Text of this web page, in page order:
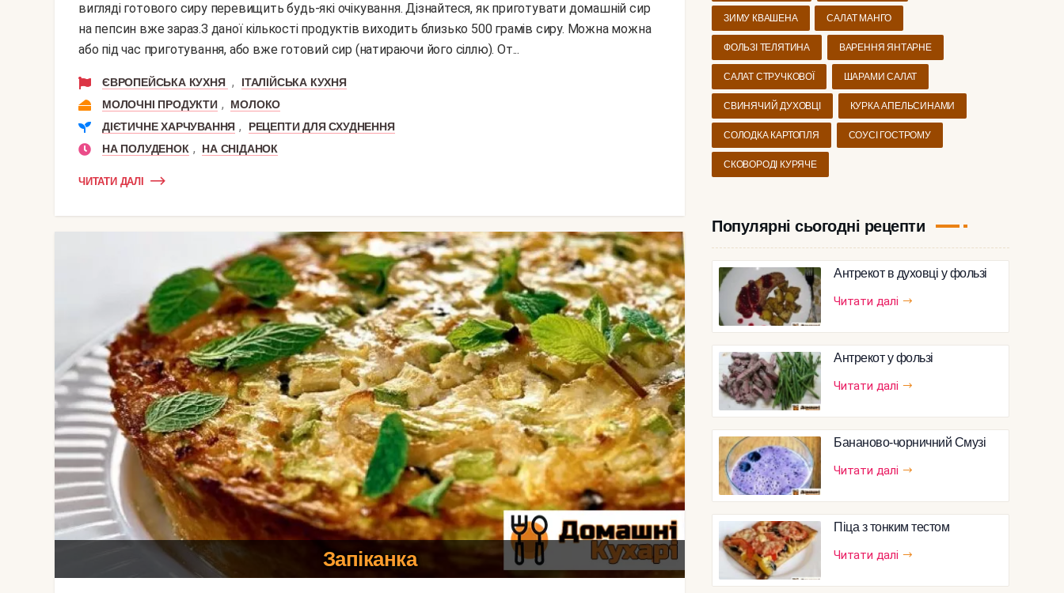
вигляді готового сиру перевищить будь-які очікування. Дізнайтеся, як приготувати домашній сир
на пепсин вже зараз.З даної кількості продуктів виходить близько 500 грамів сиру. Можна можна
або під час приготування, або вже готовий сир (натираючи його сіллю). От...
ЄВРОПЕЙСЬКА КУХНЯ ,
ІТАЛІЙСЬКА КУХНЯ
МОЛОЧНІ ПРОДУКТИ ,
МОЛОКО
ДІЄТИЧНЕ ХАРЧУВАННЯ ,
РЕЦЕПТИ ДЛЯ СХУДНЕННЯ
НА ПОЛУДЕНОК , НА СНІДАНОК
ЧИТАТИ ДАЛІ
Запіканка
ЗИМУ КВАШЕНА САЛАТ МАНГО
ФОЛЬЗІ ТЕЛЯТИНА ВАРЕННЯ ЯНТАРНЕ
САЛАТ СТРУЧКОВОЇ ШАРАМИ САЛАТ
СВИНЯЧИЙ ДУХОВЦІ КУРКА АПЕЛЬСИНАМИ
СОЛОДКА КАРТОПЛЯ СОУСІ ГОСТРОМУ
СКОВОРОДІ КУРЯЧЕ
Популярні сьогодні рецепти
Антрекот в духовці у фользі
Читати далі
Антрекот у фользі
Читати далі
Бананово-чорничний Смузі
Читати далі
Піца з тонким тестом
Читати далі